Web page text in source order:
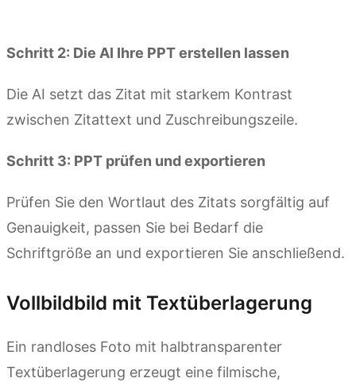
Schritt 2: Die AI Ihre PPT erstellen lassen
Die AI setzt das Zitat mit starkem Kontrast
zwischen Zitattext und Zuschreibungszeile.
Schritt 3: PPT prüfen und exportieren
Prüfen Sie den Wortlaut des Zitats sorgfältig auf
Genauigkeit, passen Sie bei Bedarf die
Schriftgröße an und exportieren Sie anschließend.
Vollbildbild mit Textüberlagerung
Ein randloses Foto mit halbtransparenter
Textüberlagerung erzeugt eine filmische,